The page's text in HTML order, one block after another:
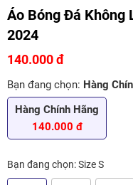
Áo Bóng Đá Không
2024
140.000 đ
Bạn đang chọn: Hàng
Hàng Chính Hãng
140.000 đ
Bạn đang chọn:Size S